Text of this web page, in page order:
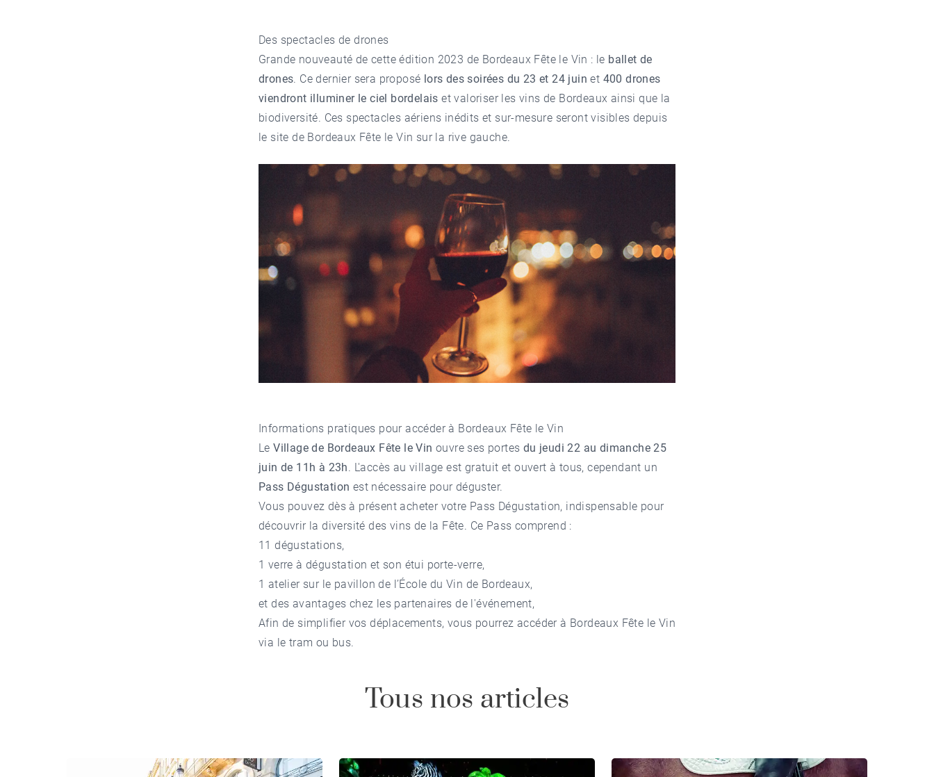
Des spectacles de drones
Grande nouveauté de cette édition 2023 de Bordeaux Fête le Vin : le ballet de
drones. Ce dernier sera proposé lors des soirées du 23 et 24 juin et 400 drones
viendront illuminer le ciel bordelais et valoriser les vins de Bordeaux ainsi que la
biodiversité. Ces spectacles aériens inédits et sur-mesure seront visibles depuis
le site de Bordeaux Fête le Vin sur la rive gauche.
Informations pratiques pour accéder à Bordeaux Fête le Vin
LeVillage de Bordeaux Fête le Vin ouvre ses portes du jeudi 22 au dimanche 25
juin de 11h à 23h. L'accès au village est gratuit et ouvert à tous, cependant un
Pass Dégustation est nécessaire pour déguster.
Vous pouvez dès à présentacheter votre Pass Dégustation, indispensable pour
découvrir la diversité des vins de la Fête. Ce Pass comprend :
11 dégustations,
1 verre à dégustation et son étui porte-verre,
1 atelier sur le pavillon de l’École du Vin de Bordeaux,
et des avantages chez les partenaires de l'événement,
Afin de simplifier vos déplacements, vous pourrez accéder à Bordeaux Fête le Vin
via le tram ou bus.
Tous nos articles